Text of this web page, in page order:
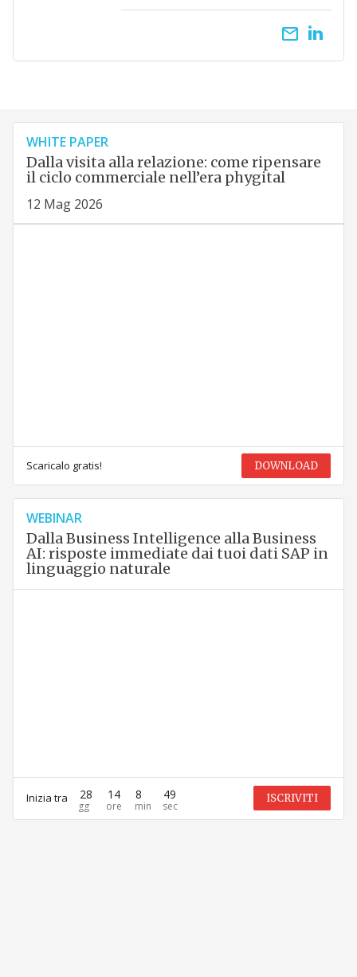
email
WHITE PAPER
Dalla visita alla relazione: come ripensare
il ciclo commerciale nell’era phygital
12 Mag 2026
Scaricalo gratis! DOWNLOAD
WEBINAR
Dalla Business Intelligence alla Business
AI: risposte immediate dai tuoi dati SAP in
linguaggio naturale
Inizia tra 28 14 8 49 ISCRIVITI